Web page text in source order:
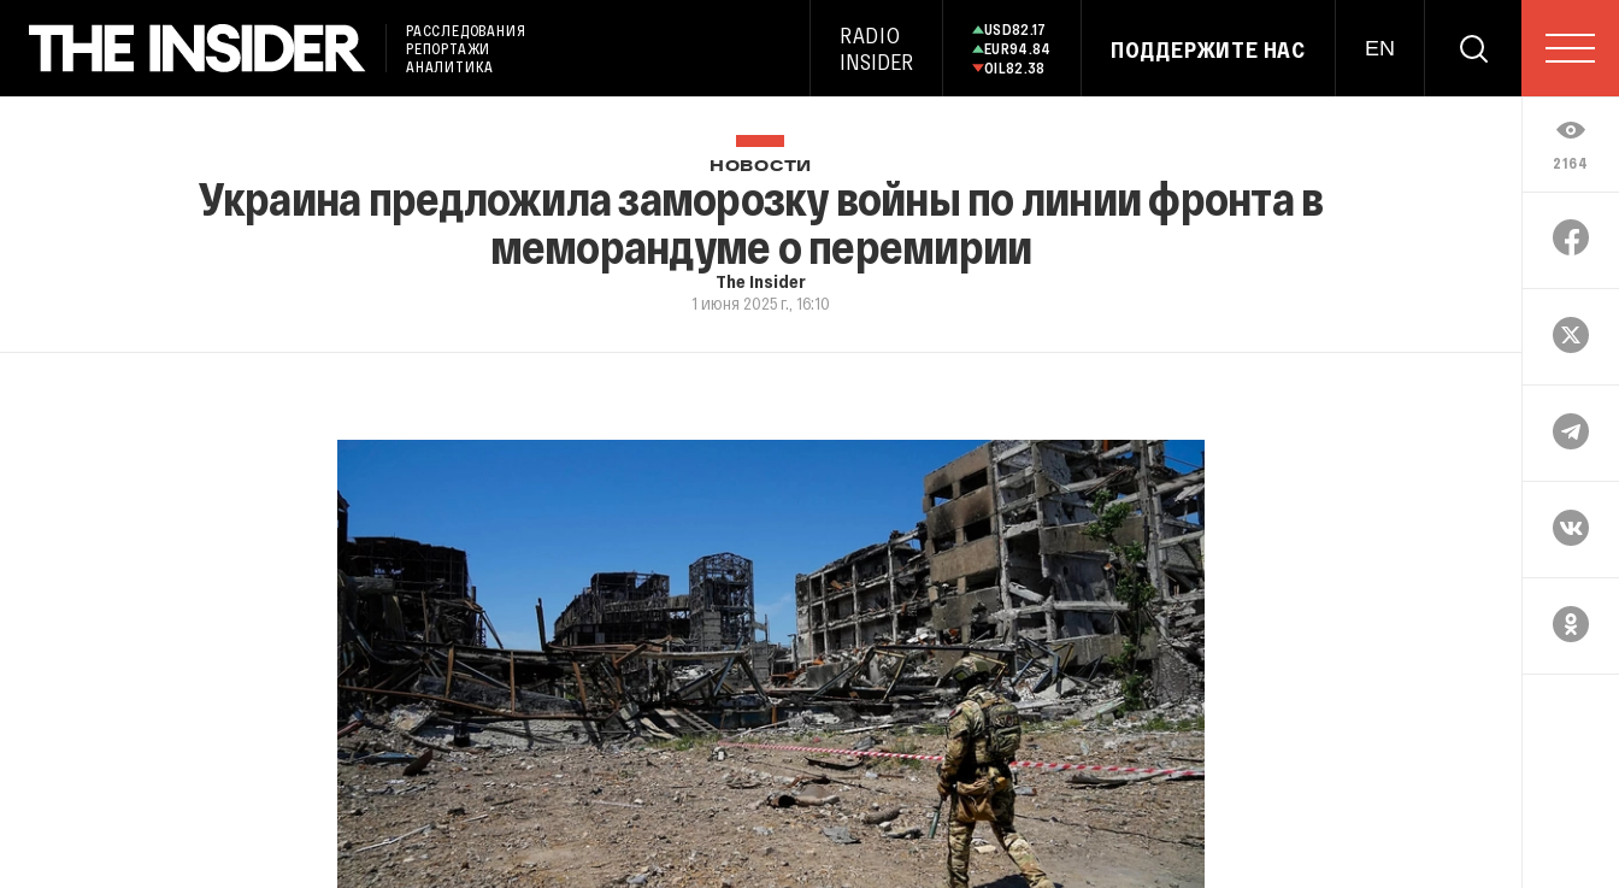
РАССЛЕДОВАНИЯ
РЕПОРТАЖИ
АНАЛИТИКА
RADIO
INSIDER
USD82.17
EUR94.84
OIL82.38
ПОДДЕРЖИТЕ НАС EN
2164
НОВОСТИ
Украина предложила заморозку войны по линии фронта в
меморандуме о перемирии
The Insider
1 июня 2025 г., 16:10